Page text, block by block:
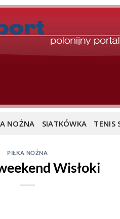
NOŻNA SIATKÓWKA TENIS
PIŁKA NOŻNA
Wisłoki